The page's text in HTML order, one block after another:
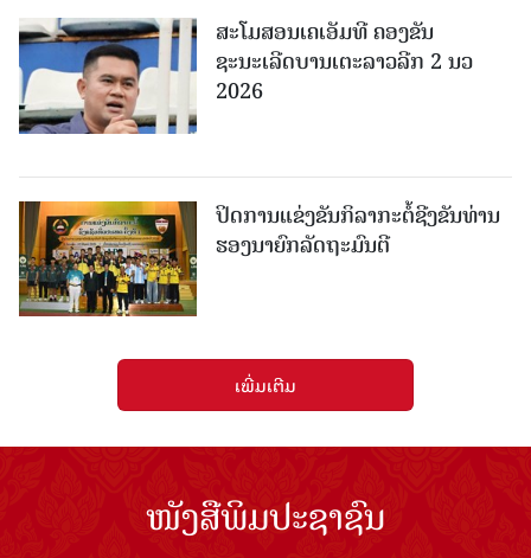
ສະໂມສອນເຄເອັມທີ ຄອງຂັນ
ຊະນະເລີດບານເຕະລາວລີກ 2 ນວ
2026
ປິດການແຂ່ງຂັນກິລາກະຕໍ້ຊີງຂັນທ່ານ
ຮອງນາຍົກລັດຖະມົນຕີ
ເພີ່ມເຕີມ
ໜັງສືພິມປະຊາຊົນ